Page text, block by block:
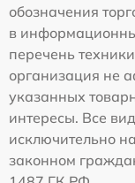
обозначения
в
перечень
организация не
указанных
интересы. Все
исключительно
законном